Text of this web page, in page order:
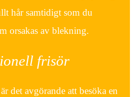
hår samtidigt som du
orsakas av blekning.
frisör
det avgörande att besöka en